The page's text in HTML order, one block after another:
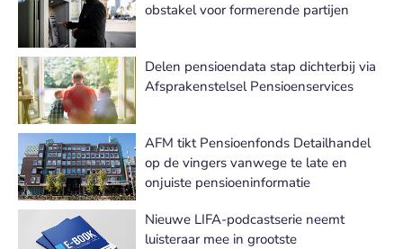
obstakel voor formerende partijen
Delen pensioendata stap dichterbij via
Afsprakenstelsel Pensioenservices
AFM tikt Pensioenfonds Detailhandel
op de vingers vanwege te late en
onjuiste pensioeninformatie
Nieuwe LIFA-podcastserie neemt
luisteraar mee in grootste